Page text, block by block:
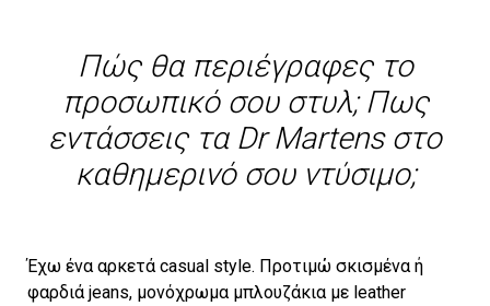
Πώς θα περιέγραφες το
προσωπικό σου στυλ; Πως
εντάσσεις τα Dr Martens στο
καθημερινό σου ντύσιμο;
Έχω ένα αρκετά casual style. Προτιμώ σκισμένα ή
φαρδιά jeans, μονόχρωμα μπλουζάκια με leather